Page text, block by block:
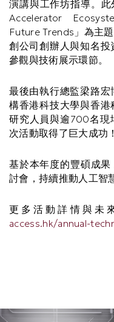
演講與工作坊指導。
Accelerator
Future Trends」為主
創公司創辦人與知名
參觀與技術展示環節。
最後由執行總監梁路
構香港科技大學與香港
研究人員與逾700名現
次活動取得了巨大成功！
基於本年度的豐碩成
討會，持續推動人工智
更多活動詳情與未
access.hk/annual-